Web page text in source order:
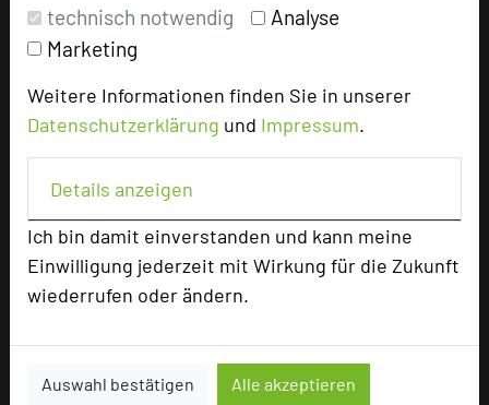
technisch notwendig
Analyse
Marketing
Weitere Informationen finden Sie in unserer
Datenschutzerklärung und Impressum.
Details anzeigen
Ich bin damit einverstanden und kann meine
Einwilligung jederzeit mit Wirkung für die Zukunft
wiederrufen oder ändern.
Auswahl bestätigen Alle akzeptieren